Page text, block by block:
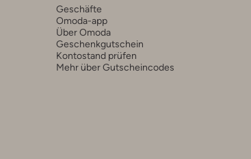
Geschäfte
Omoda-app
Über Omoda
Geschenkgutschein
Kontostand prüfen
Mehr über Gutscheincodes